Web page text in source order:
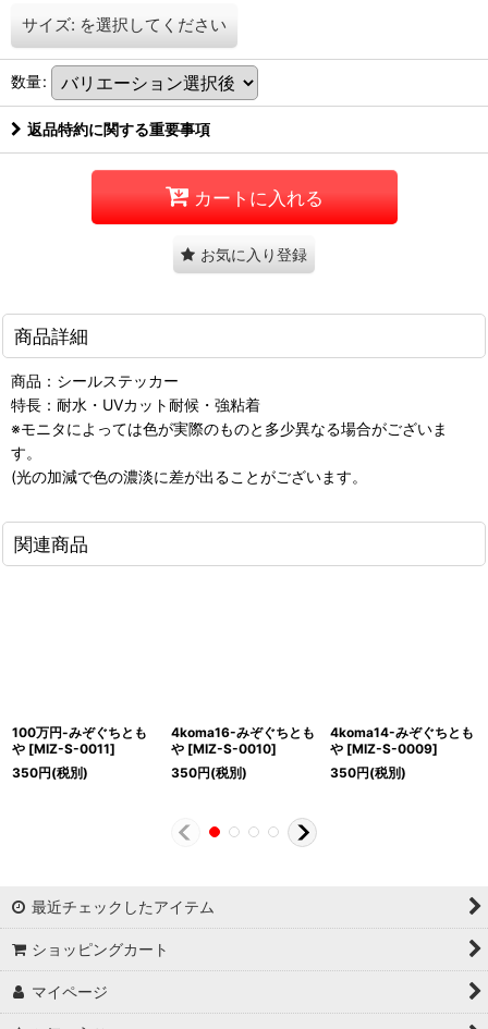
サイズ: を選択してください
数量:
返品特約に関する重要事項
カートに入れる
お気に入り登録
商品詳細
商品：シールステッカー
特長：耐水・UVカット耐候・強粘着
※モニタによっては色が実際のものと多少異なる場合がございま
す。
(光の加減で色の濃淡に差が出ることがございます。
関連商品
100万円-みぞぐちとも
や [MIZ-S-0011]
350円(税別)
4koma16-みぞぐちとも
や [MIZ-S-0010]
350円(税別)
4koma14-みぞぐちとも
や [MIZ-S-0009]
350円(税別)
最近チェックしたアイテム
ショッピングカート
マイページ